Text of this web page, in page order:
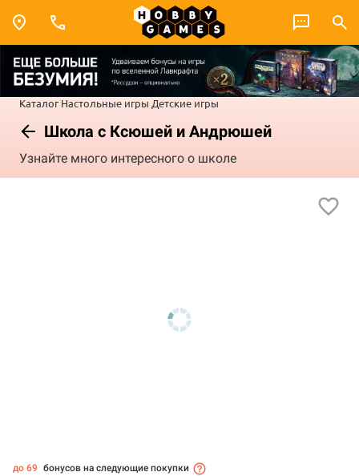
Каталог Настольные игры Детские игры
Школа с Ксюшей и Андрюшей
Узнайте много интересного о школе
до 69 бонусов на следующие покупки